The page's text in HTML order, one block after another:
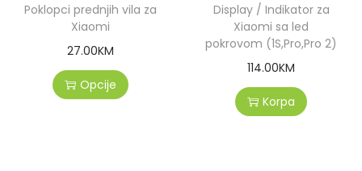
Poklopci prednjih vila za
Xiaomi
27.00KM
Opcije
Display / Indikator za
Xiaomi sa led
pokrovom (1S,Pro,Pro 2)
114.00KM
Korpa